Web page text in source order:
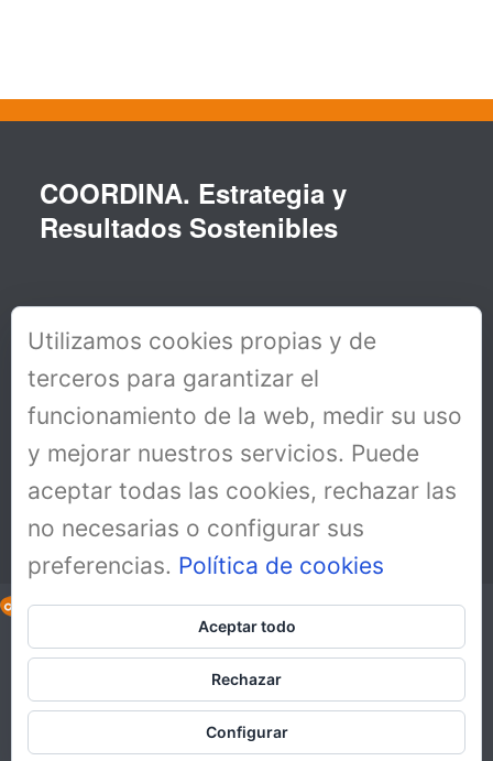
COORDINA. Estrategia y
Resultados Sostenibles
Copyright All Rights Reserved © 2019
Aviso Legal
Política de cookies
Español
Utilizamos cookies propias y de
terceros para garantizar el
funcionamiento de la web, medir su uso
y mejorar nuestros servicios. Puede
aceptar todas las cookies, rechazar las
no necesarias o configurar sus
preferencias. Política de cookies
Aceptar todo
Rechazar
Configurar